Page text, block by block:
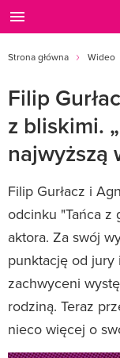
Strona główna Wideo
Filip
z bliskimi.
najwyższą
Filip Gurłacz i
odcinku "Tańca z
aktora. Za swój
punktację od jury
zachwyceni
rodziną. Teraz
nieco więcej o